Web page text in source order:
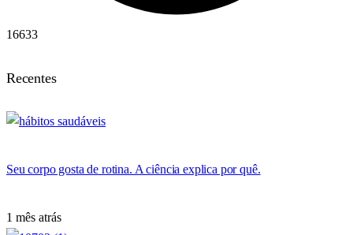
16633
Recentes
Seu corpo gosta de rotina. A ciência explica por quê.
1 mês atrás